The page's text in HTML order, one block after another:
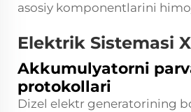
asosiy komponentlarini
Elektrik Sistemasi
Akkumulyatorni
protokollari
Dizel elektr generatorining